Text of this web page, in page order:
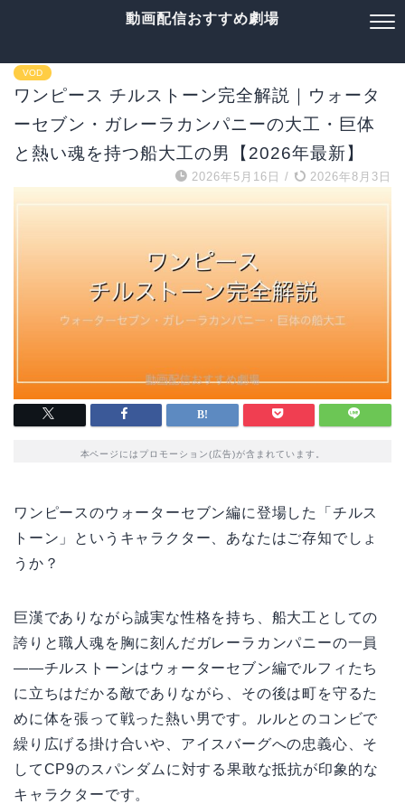
動画配信おすすめ劇場
VOD
ワンピース チルストーン完全解説｜ウォータ
ーセブン・ガレーラカンパニーの大工・巨体
と熱い魂を持つ船大工の男【2026年最新】
2026年5月16日 / 2026年8月3日
本ページにはプロモーション(広告)が含まれています。
ワンピースのウォーターセブン編に登場した「チルス
トーン」というキャラクター、あなたはご存知でしょ
うか？
巨漢でありながら誠実な性格を持ち、船大工としての
誇りと職人魂を胸に刻んだガレーラカンパニーの一員
——チルストーンはウォーターセブン編でルフィたち
に立ちはだかる敵でありながら、その後は町を守るた
めに体を張って戦った熱い男です。ルルとのコンビで
繰り広げる掛け合いや、アイスバーグへの忠義心、そ
してCP9のスパンダムに対する果敢な抵抗が印象的な
キャラクターです。